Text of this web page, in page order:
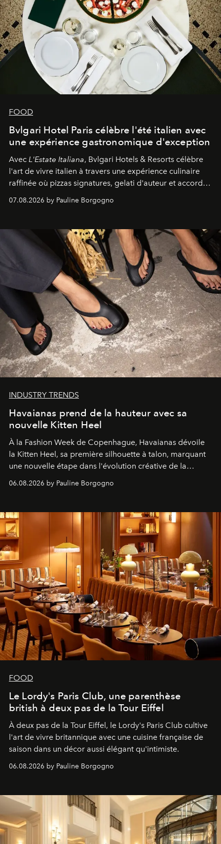
FOOD
Bvlgari Hotel Paris célèbre l'été italien avec
une expérience gastronomique d'exception
Avec L'Estate Italiana, Bvlgari Hotels & Resorts célèbre
l'art de vivre italien à travers une expérience culinaire
raffinée où pizzas signatures, gelati d'auteur et accords
07.08.2026 by Pauline Borgogno
INDUSTRY TRENDS
Havaianas prend de la hauteur avec sa
nouvelle Kitten Heel
À la Fashion Week de Copenhague, Havaianas dévoile
la Kitten Heel, sa première silhouette à talon, marquant
une nouvelle étape dans l'évolution créative de la
06.08.2026 by Pauline Borgogno
FOOD
Le Lordy's Paris Club, une parenthèse
british à deux pas de la Tour Eiffel
À deux pas de la Tour Eiffel, le Lordy's Paris Club cultive
l'art de vivre britannique avec une cuisine française de
saison dans un décor aussi élégant qu'intimiste.
06.08.2026 by Pauline Borgogno